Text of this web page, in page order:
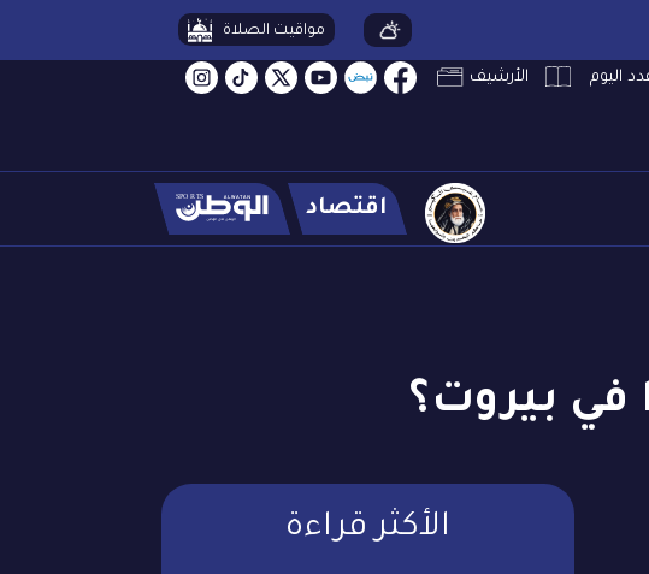
مواقيت الصلاة
الأرشيف
اقتصاد
في بيروت؟
الأكثر قراءة